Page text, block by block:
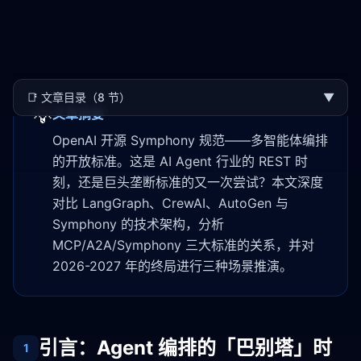
📑 文章目录（8 节） ▼
💡文章摘要
OpenAI 开源 Symphony 规范——多智能体编排
的开放标准。这是 AI Agent 行业的 REST 时
刻，还是巨头垄断标准的又一次尝试？本文深度
对比 LangGraph、CrewAI、AutoGen 与
Symphony 的技术架构，分析
MCP/A2A/Symphony 三大标准的关系，并对
2026-2027 年的终局进行三种场景推演。
1 引言：Agent 编排的「巴别塔」时